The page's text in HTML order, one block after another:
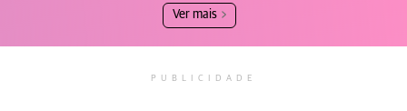
Ver mais
PUBLICIDADE